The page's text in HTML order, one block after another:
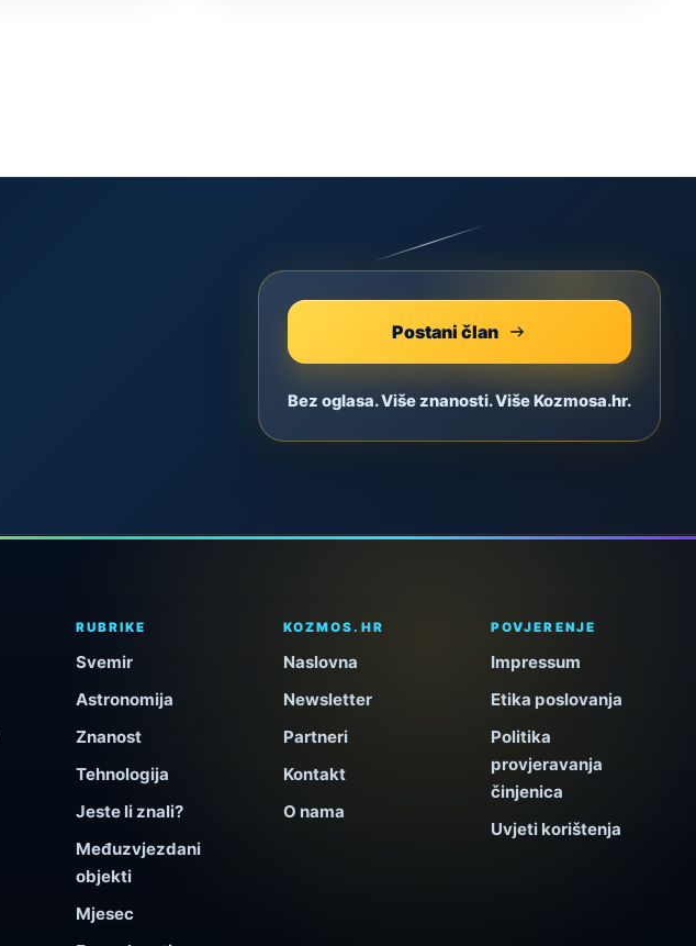
Postani član
Bez oglasa. Više znanosti. Više Kozmosa.hr.
RUBRIKE
Svemir
Astronomija
Znanost
Tehnologija
Jeste li znali?
Međuzvjezdani
objekti
Mjesec
KOZMOS.HR
Naslovna
Newsletter
Partneri
Kontakt
O nama
POVJERENJE
Impressum
Etika poslovanja
Politika
provjeravanja
činjenica
Uvjeti korištenja